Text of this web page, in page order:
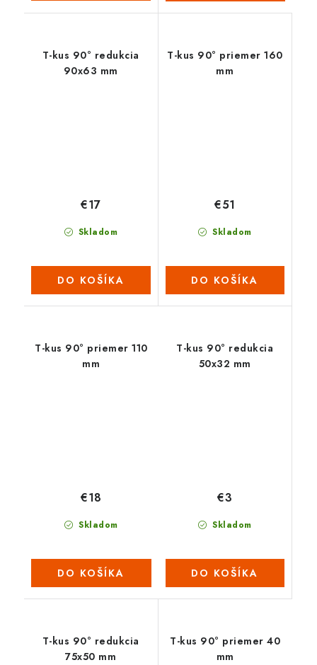
T-kus 90° redukcia
90x63 mm
Skladom
€17
DO KOŠÍKA
T-kus 90° priemer 160
mm
Skladom
€51
DO KOŠÍKA
T-kus 90° priemer 110
mm
Skladom
€18
DO KOŠÍKA
T-kus 90° redukcia
50x32 mm
Skladom
€3
DO KOŠÍKA
T-kus 90° redukcia
75x50 mm
T-kus 90° priemer 40
mm